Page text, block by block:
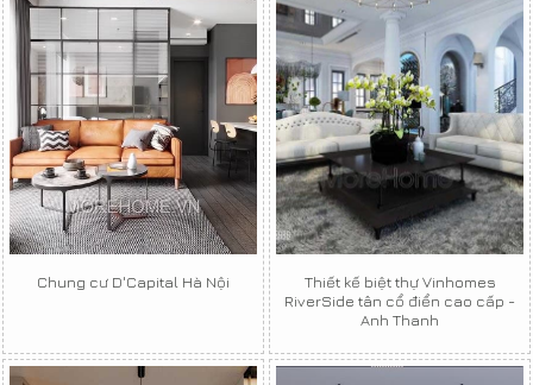
Chung cư D'Capital Hà Nội
Thiết kế biệt thự Vinhomes
RiverSide tân cổ điển cao cấp -
Anh Thanh